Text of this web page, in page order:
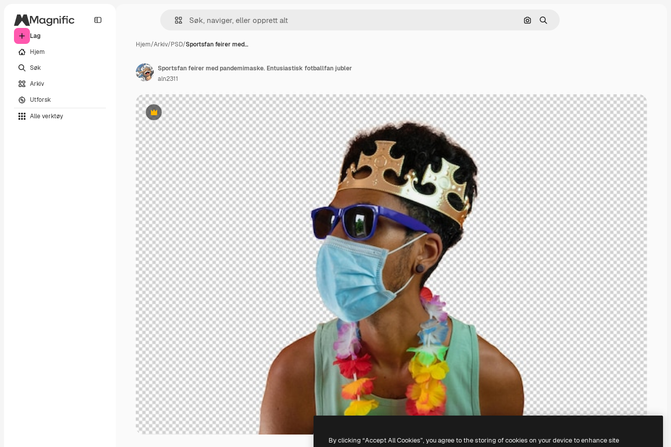
Lag
Hjem
Søk
Arkiv
Utforsk
Alle verktøy
Søk etter bilde
Søk
Hjem/Arkiv/PSD/Sportsfan feirer med…
Premium
Sportsfan feirer med pandemimaske. Entusiastisk fotballfan jubler
aln2311
By clicking “Accept All Cookies”, you agree to the storing of cookies on your device to enhance site